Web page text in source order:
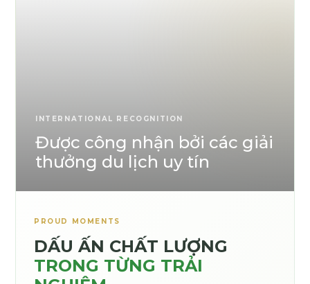
INTERNATIONAL RECOGNITION
Được công nhận bởi các giải
thưởng du lịch uy tín
PROUD MOMENTS
DẤU ẤN CHẤT LƯỢNG
TRONG TỪNG TRẢI